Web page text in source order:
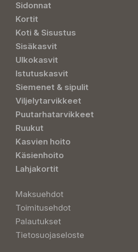
Sidonnat
Kortit
Koti & Sisustus
Sisäkasvit
Ulkokasvit
Istutuskasvit
Siemenet & sipulit
Viljelytarvikkeet
Puutarhatarvikkeet
Ruukut
Kasvien hoito
Käsienhoito
Lahjakortit
Maksuehdot
Toimitusehdot
Palautukset
Tietosuojaseloste